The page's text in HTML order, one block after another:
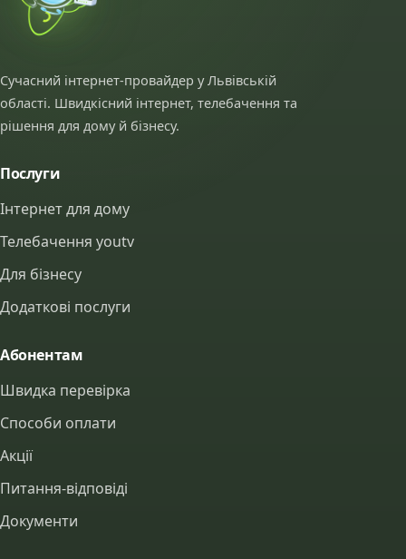
Сучасний інтернет-провайдер у Львівській
області. Швидкісний інтернет, телебачення та
рішення для дому й бізнесу.
Послуги
Інтернет для дому
Телебачення youtv
Для бізнесу
Додаткові послуги
Абонентам
Швидка перевірка
Способи оплати
Акції
Питання-відповіді
Документи